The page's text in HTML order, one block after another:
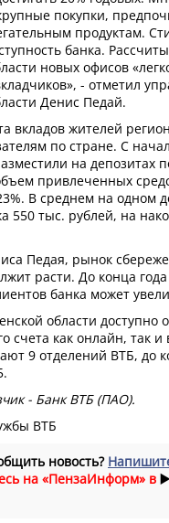
покупки,
продуктам.
банка.
новых офисов
- отметил
Денис Педай.
вкладов жителей
по стране. С
на депозитах
привлеченных
В среднем на одном
550 тыс. рублей, на
Педая, рынок
расти. До конца
банка может
области доступно
счета как онлайн, так
9 отделений ВТБ, до
- Банк ВТБ (ПАО).
ВТБ
новость?
на «ПензаИнформ» в ▶️